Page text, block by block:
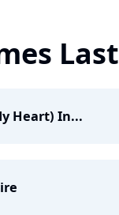
Last
Heart) In...